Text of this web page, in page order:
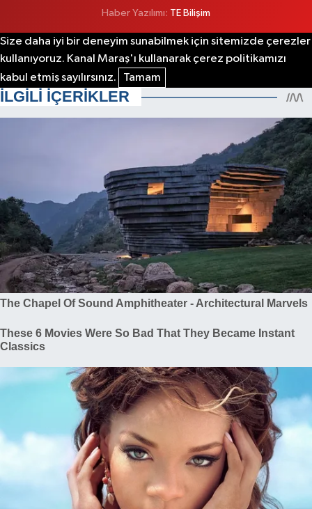
Haber Yazılımı: TE Bilişim
Size daha iyi bir deneyim sunabilmek için sitemizde çerezler
kullanıyoruz. Kanal Maraş'ı kullanarak çerez politikamızı
kabul etmiş sayılırsınız.
Tamam